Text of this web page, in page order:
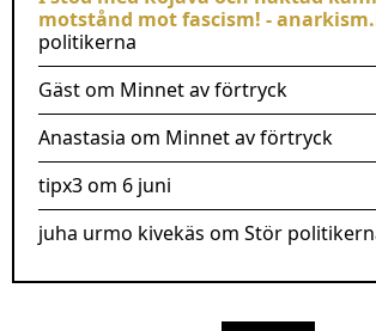
motstånd mot fascism! -
politikerna
Gästom Minnet av förtryck
Anastasia om Minnet av förtryck
tipx3om 6 juni
juha urmo kivekäs om Stör